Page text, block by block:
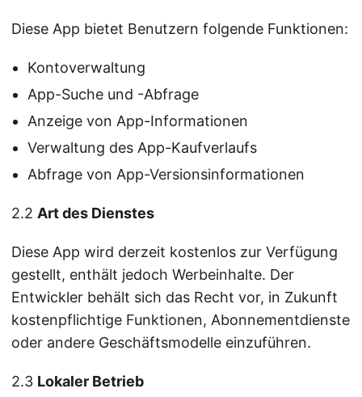
Diese App bietet Benutzern folgende Funktionen:
Kontoverwaltung
App-Suche und -Abfrage
Anzeige von App-Informationen
Verwaltung des App-Kaufverlaufs
Abfrage von App-Versionsinformationen
2.2 Art des Dienstes
Diese App wird derzeit kostenlos zur Verfügung
gestellt, enthält jedoch Werbeinhalte. Der
Entwickler behält sich das Recht vor, in Zukunft
kostenpflichtige Funktionen, Abonnementdienste
oder andere Geschäftsmodelle einzuführen.
2.3 Lokaler Betrieb